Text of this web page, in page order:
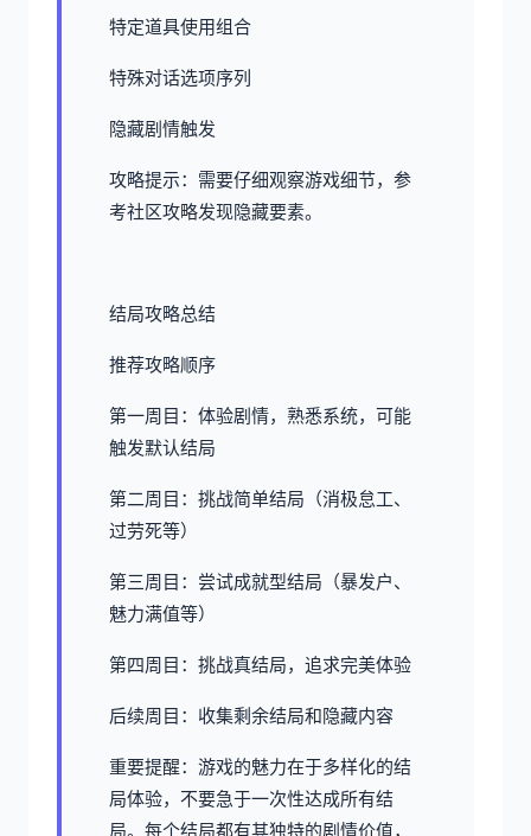
特定道具使用组合
特殊对话选项序列
隐藏剧情触发
攻略提示：需要仔细观察游戏细节，参
考社区攻略发现隐藏要素。
结局攻略总结
推荐攻略顺序
第一周目：体验剧情，熟悉系统，可能
触发默认结局
第二周目：挑战简单结局（消极怠工、
过劳死等）
第三周目：尝试成就型结局（暴发户、
魅力满值等）
第四周目：挑战真结局，追求完美体验
后续周目：收集剩余结局和隐藏内容
重要提醒：游戏的魅力在于多样化的结
局体验，不要急于一次性达成所有结
局。每个结局都有其独特的剧情价值，